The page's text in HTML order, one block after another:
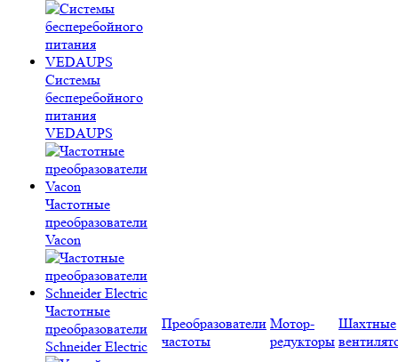
Системы
бесперебойного
питания
VEDAUPS
Частотные
преобразователи
Vacon
Частотные
преобразователи
Schneider Electric
Преобразователи
частоты
Мотор-
редукторы
Шахтные